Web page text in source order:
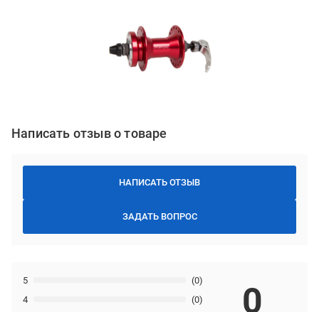
Написать отзыв о товаре
НАПИСАТЬ ОТЗЫВ
ЗАДАТЬ ВОПРОС
4 (0)
5 (0)
0